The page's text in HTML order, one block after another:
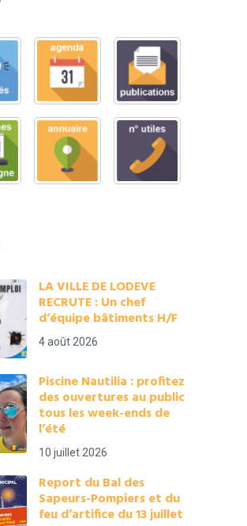
LA VILLE DE LODEVE
RECRUTE : Un chef
d’équipe bâtiments H/F
4 août 2026
Piscine Nautilia : profitez
des ouvertures au public
tous les week-ends de
l’été
10 juillet 2026
Report du Bal des
Sapeurs-Pompiers et du
feu d’artifice du 13 juillet